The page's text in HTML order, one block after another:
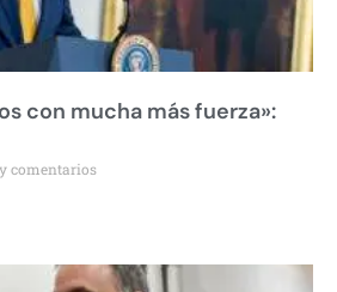
con mucha más fuerza»:
comentarios